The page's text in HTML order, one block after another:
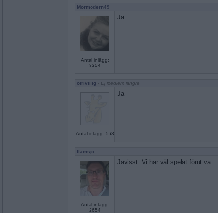
Mormodern49
Antal inlägg:
8354
Ja
ofrivillig - Ej medlem längre
Antal inlägg: 563
Ja
flamsjo
Antal inlägg:
2654
Javisst. Vi har väl spelat förut va